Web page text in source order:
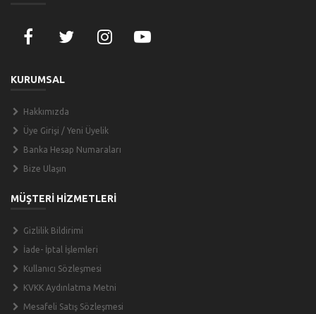
KURUMSAL
Hakkımızda
Üye Girişi / Yeni Üyelik
Banka Hesap Numaraları
Bize Ulaşın
MÜŞTERİ HİZMETLERİ
Gizlilik Bildirimi
İade- İptal İşlemleri
Kullanıcı Sözleşmesi
KVKK Aydınlatma Metni
Mesafeli Satış Sözleşmesi